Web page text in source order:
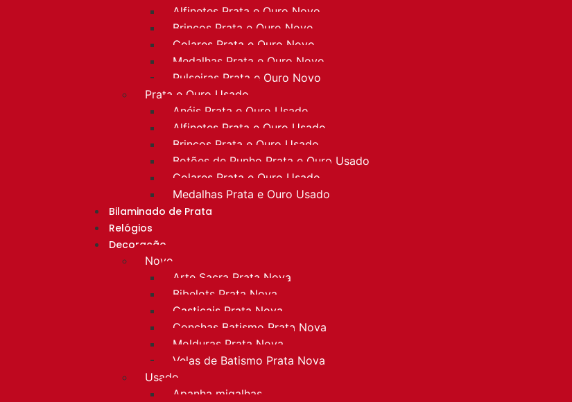
Alfinetes Prata e Ouro Novo
Brincos Prata e Ouro Novo
Colares Prata e Ouro Novo
Medalhas Prata e Ouro Novo
Pulseiras Prata e Ouro Novo
Prata e Ouro Usado
Anéis Prata e Ouro Usado
Alfinetes Prata e Ouro Usado
Brincos Prata e Ouro Usado
Botões de Punho Prata e Ouro Usado
Colares Prata e Ouro Usado
Medalhas Prata e Ouro Usado
Bilaminado de Prata
Relógios
Decoração
Novo
Arte Sacra Prata Nova
Bibelots Prata Nova
Castiçais Prata Nova
Conchas Batismo Prata Nova
Molduras Prata Nova
Velas de Batismo Prata Nova
Usado
Apanha migalhas